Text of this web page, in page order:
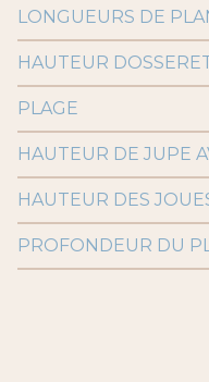
LONGUEURS DE
HAUTEUR
PLAGE
HAUTEUR DE JUPE
HAUTEUR DES
PROFONDEUR DU